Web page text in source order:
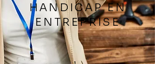
HANDICAP EN
ENTREPRISE